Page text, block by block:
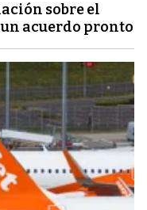
sobre el
un acuerdo pronto